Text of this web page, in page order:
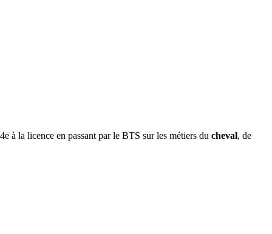
à la licence en passant par le BTS sur les métiers du cheval, de